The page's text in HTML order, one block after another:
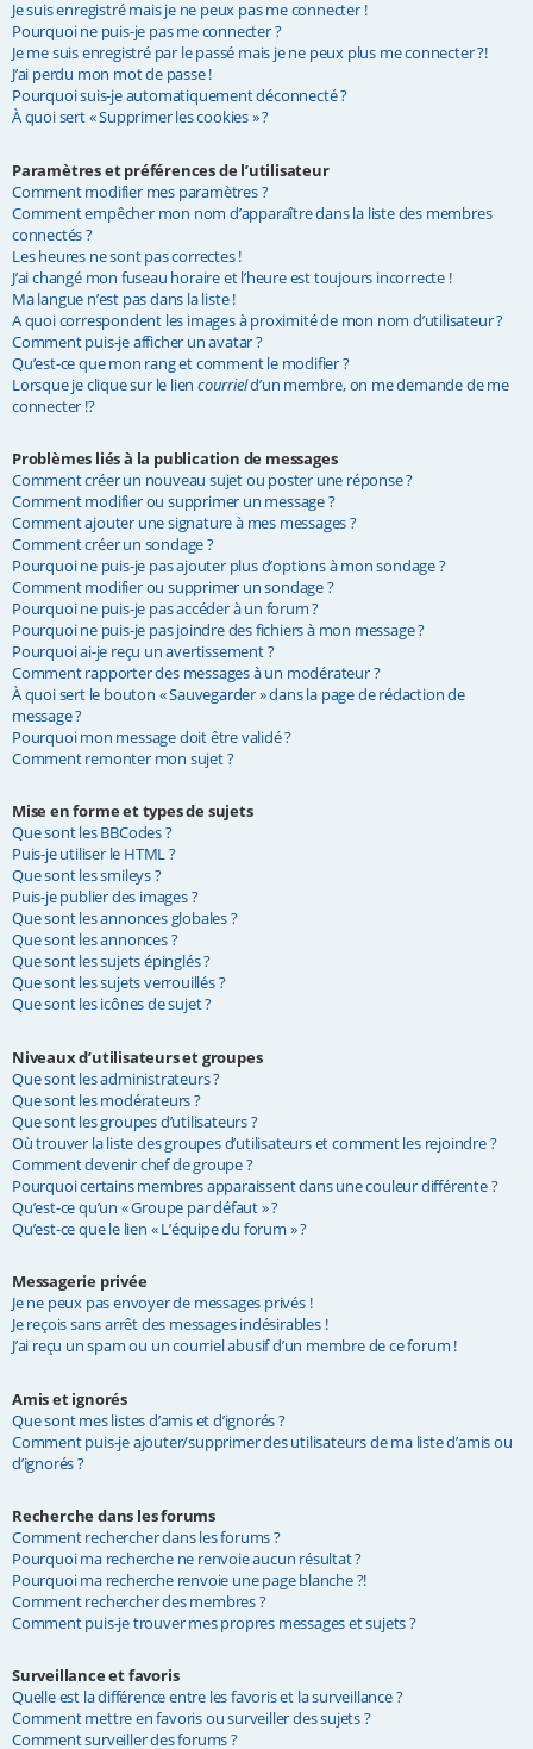
Je suis enregistré mais je ne peux pas me connecter !
Pourquoi ne puis-je pas me connecter ?
Je me suis enregistré par le passé mais je ne peux plus me connecter ?!
J’ai perdu mon mot de passe !
Pourquoi suis-je automatiquement déconnecté ?
À quoi sert « Supprimer les cookies » ?
Paramètres et préférences de l’utilisateur
Comment modifier mes paramètres ?
Comment empêcher mon nom d’apparaître dans la liste des membres
connectés ?
Les heures ne sont pas correctes !
J’ai changé mon fuseau horaire et l’heure est toujours incorrecte !
Ma langue n’est pas dans la liste !
A quoi correspondent les images à proximité de mon nom d’utilisateur ?
Comment puis-je afficher un avatar ?
Qu’est-ce que mon rang et comment le modifier ?
Lorsque je clique sur le lien courrield’un membre, on me demande de me
connecter !?
Problèmes liés à la publication de messages
Comment créer un nouveau sujet ou poster une réponse ?
Comment modifier ou supprimer un message ?
Comment ajouter une signature à mes messages ?
Comment créer un sondage ?
Pourquoi ne puis-je pas ajouter plus d’options à mon sondage ?
Comment modifier ou supprimer un sondage ?
Pourquoi ne puis-je pas accéder à un forum ?
Pourquoi ne puis-je pas joindre des fichiers à mon message ?
Pourquoi ai-je reçu un avertissement ?
Comment rapporter des messages à un modérateur ?
À quoi sert le bouton « Sauvegarder » dans la page de rédaction de
message ?
Pourquoi mon message doit être validé ?
Comment remonter mon sujet ?
Mise en forme et types de sujets
Que sont les BBCodes ?
Puis-je utiliser le HTML ?
Que sont les smileys ?
Puis-je publier des images ?
Que sont les annonces globales ?
Que sont les annonces ?
Que sont les sujets épinglés ?
Que sont les sujets verrouillés ?
Que sont les icônes de sujet ?
Niveaux d’utilisateurs et groupes
Que sont les administrateurs ?
Que sont les modérateurs ?
Que sont les groupes d’utilisateurs ?
Où trouver la liste des groupes d’utilisateurs et comment les rejoindre ?
Comment devenir chef de groupe ?
Pourquoi certains membres apparaissent dans une couleur différente ?
Qu’est-ce qu’un « Groupe par défaut » ?
Qu’est-ce que le lien « L’équipe du forum » ?
Messagerie privée
Je ne peux pas envoyer de messages privés !
Je reçois sans arrêt des messages indésirables !
J’ai reçu un spam ou un courriel abusif d’un membre de ce forum !
Amis et ignorés
Que sont mes listes d’amis et d’ignorés ?
Comment puis-je ajouter/supprimer des utilisateurs de ma liste d’amis ou
d’ignorés ?
Recherche dans les forums
Comment rechercher dans les forums ?
Pourquoi ma recherche ne renvoie aucun résultat ?
Pourquoi ma recherche renvoie une page blanche ?!
Comment rechercher des membres ?
Comment puis-je trouver mes propres messages et sujets ?
Surveillance et favoris
Quelle est la différence entre les favoris et la surveillance ?
Comment mettre en favoris ou surveiller des sujets ?
Comment surveiller des forums ?